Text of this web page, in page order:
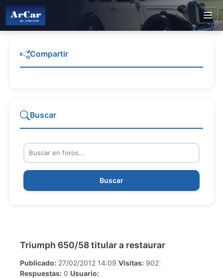
Triumph 650/58 titular a restaurar
Publicado: 27/02/2012 14:09 Visitas: 902
Respuestas: 0 Usuario:
Compartir
Buscar
Buscar